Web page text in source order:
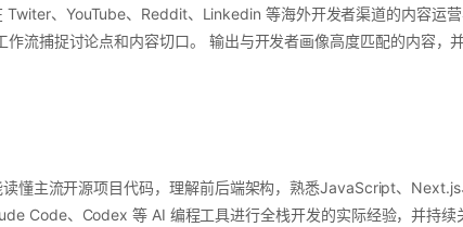
、YouTube、Reddit、Linkedin 等海外开发者渠道的内容运
作流捕捉讨论点和内容切口。 输出与开发者画像高度匹配的内容，
懂主流开源项目代码，理解前后端架构，熟悉JavaScript、
Code、Codex 等 AI 编程工具进行全栈开发的实际经验，并持